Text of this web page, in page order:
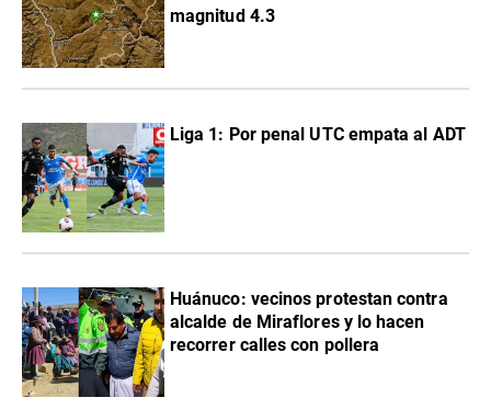
magnitud 4.3
Liga 1: Por penal UTC empata al ADT
Huánuco: vecinos protestan contra
alcalde de Miraflores y lo hacen
recorrer calles con pollera